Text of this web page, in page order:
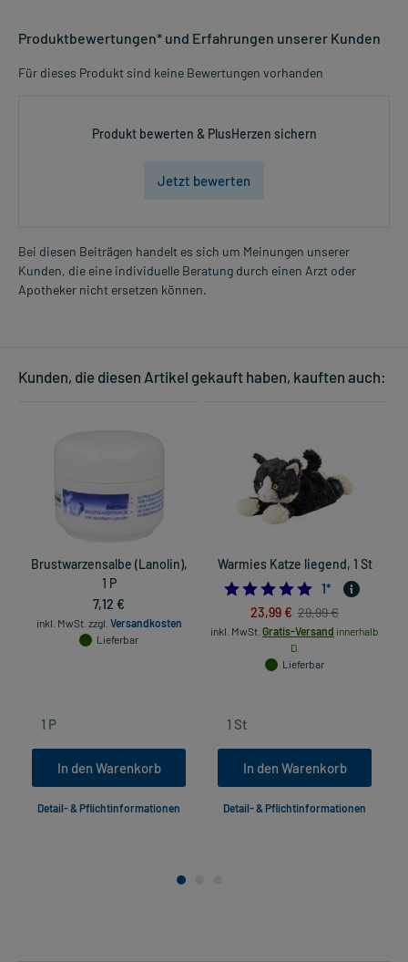
Produktbewertungen* und Erfahrungen unserer Kunden
Für dieses Produkt sind keine Bewertungen vorhanden
Produkt bewerten & PlusHerzen sichern
Jetzt bewerten
Bei diesen Beiträgen handelt es sich um Meinungen unserer
Kunden, die eine individuelle Beratung durch einen Arzt oder
Apotheker nicht ersetzen können.
Kunden, die diesen Artikel gekauft haben, kauften auch:
Brustwarzensalbe (Lanolin),
1 P
7,12 €
inkl. MwSt. zzgl. Versandkosten
Lieferbar
In den Warenkorb
Detail- & Pflichtinformationen
Warmies Katze liegend, 1 St
5.0
1*
23,99 € 29,99 €
inkl. MwSt. Gratis-Versand innerhalb
D.
Lieferbar
In den Warenkorb
Detail- & Pflichtinformationen